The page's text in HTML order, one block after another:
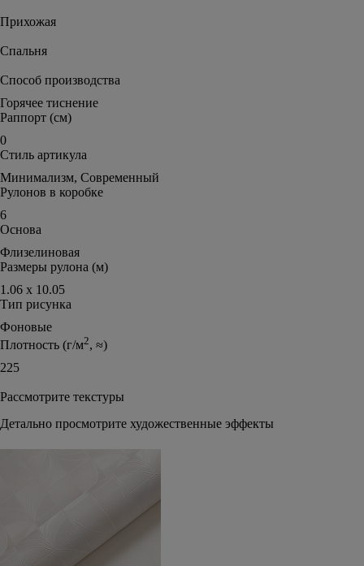
Прихожая
Спальня
Способ производства
Горячее тиснение
Раппорт (см)
0
Стиль артикула
Минимализм, Современный
Рулонов в коробке
6
Основа
Флизелиновая
Размеры рулона (м)
1.06 х 10.05
Тип рисунка
Фоновые
Плотность (г/м2, ≈)
225
Рассмотрите текстуры
Детально просмотрите художественные эффекты